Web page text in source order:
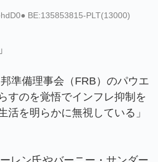
BE:135853815-PLT(13000)
準備理事会（FRB）のパウエ
すのを覚悟でインフレ抑制を
を明らかに無視している」